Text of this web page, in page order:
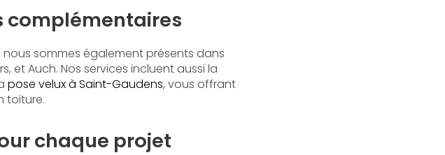
complémentaires
nous sommes également présents dans
et Auch. Nos services incluent aussi la
pose velux à Saint-Gaudens, vous offrant
toiture.
chaque projet